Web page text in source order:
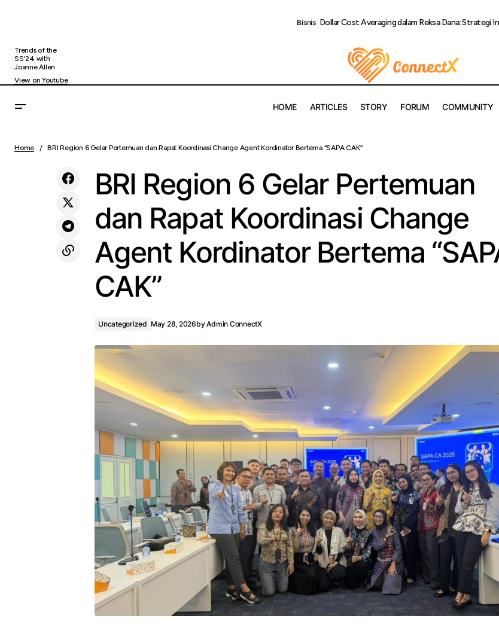
Bisnis Dollar Cost Averaging dalam Reksa Dana: Strategi
Trends of the
SS'24 with
Joanne Allen
View on Youtube
HOME ARTICLES STORY FORUM COMMUNITY
RPN Hadirkan Museum Gula Indonesia:
Uncategorized Bertema “SAPA CAK”
Home BRI Region 6 Gelar Pertemuan dan Rapat Koordinasi Change Agent Kordinator Bertema “SAPA CAK”
BRI Region 6 Gelar Pertemuan
dan Rapat Koordinasi Change
Agent Kordinator Bertema
CAK”
Uncategorized May 28, 2026byAdmin ConnectX